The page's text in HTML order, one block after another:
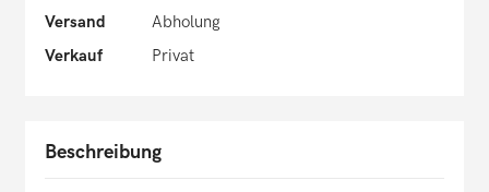
Versand
Abholung
Verkauf
Privat
Beschreibung